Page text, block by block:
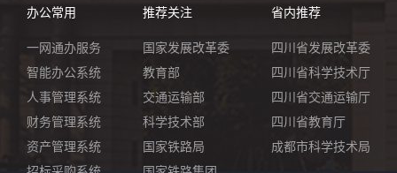
办公常用
一网通办服务
智能办公系统
人事管理系统
财务管理系统
资产管理系统
推荐关注
国家发展改革委
教育部
交通运输部
科学技术部
国家铁路局
省内推荐
四川省发展改革委
四川省科学技术厅
四川省交通运输厅
四川省教育厅
成都市科学技术局